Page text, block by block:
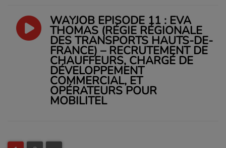
WAYJOB ÉPISODE 11 : EVA
THOMAS (RÉGIE RÉGIONALE
DES TRANSPORTS HAUTS-DE-
FRANCE) – RECRUTEMENT DE
CHAUFFEURS, CHARGÉ DE
DÉVELOPPEMENT
COMMERCIAL, ET
OPÉRATEURS POUR
MOBILITEL